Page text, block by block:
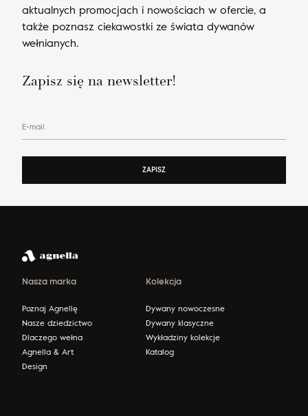
aktualnych promocjach i nowościach w ofercie, a
także poznasz ciekawostki ze świata dywanów
wełnianych.
Zapisz się na newsletter!
E-mail
ZAPISZ
Nasza marka
Poznaj Agnellę
Nasze dziedzictwo
Dlaczego wełna
Agnella & Art
Design
Kolekcja
Dywany nowoczesne
Dywany klasyczne
Wykładziny kolekcje
Katalog